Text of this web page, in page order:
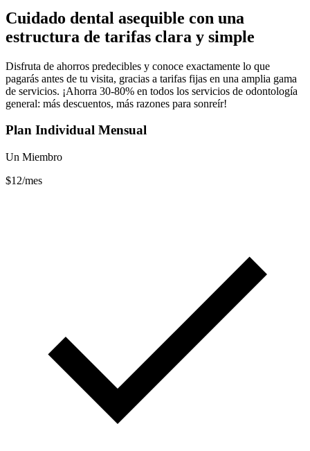
Cuidado dental asequible con una
estructura de tarifas clara y simple
Disfruta de ahorros predecibles y conoce exactamente lo que
pagarás antes de tu visita, gracias a tarifas fijas en una amplia gama
de servicios. ¡Ahorra 30-80% en todos los servicios de odontología
general: más descuentos, más razones para sonreír!
Plan Individual Mensual
Un Miembro
$12/mes